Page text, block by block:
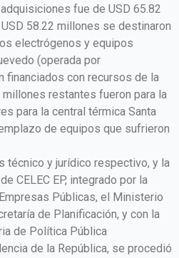
fue de USD 65.82
58.22 millones se destinaron
electrógenos y equipos
(operada por
financiados con recursos de la
millones restantes fueron para la
para la central térmica Santa
de equipos que sufrieron
técnico y jurídico respectivo, y la
CELEC EP, integrado por la
Públicas, el Ministerio
de Planificación, y con la
de Política Pública
de la República, se procedió